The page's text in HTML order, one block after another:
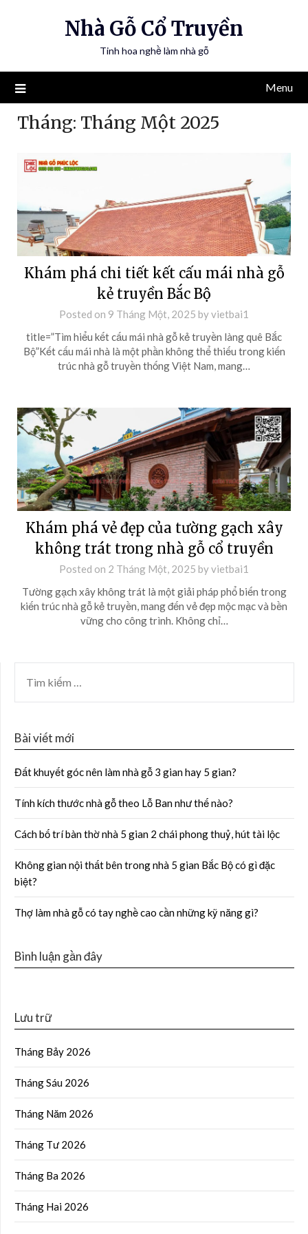
Nhà Gỗ Cổ Truyền
Tinh hoa nghề làm nhà gỗ
Menu
Tháng: Tháng Một 2025
Khám phá chi tiết kết cấu mái nhà gỗ
kẻ truyền Bắc Bộ
Posted on 9 Tháng Một, 2025 byvietbai1
title=”Tìm hiểu kết cấu mái nhà gỗ kẻ truyền làng quê Bắc
Bộ”Kết cấu mái nhà là một phần không thể thiếu trong kiến
trúc nhà gỗ truyền thống Việt Nam, mang…
Khám phá vẻ đẹp của tường gạch xây
không trát trong nhà gỗ cổ truyền
Posted on 2 Tháng Một, 2025 byvietbai1
Tường gạch xây không trát là một giải pháp phổ biến trong
kiến trúc nhà gỗ kẻ truyền, mang đến vẻ đẹp mộc mạc và bền
vững cho công trình. Không chỉ…
Bài viết mới
Đất khuyết góc nên làm nhà gỗ 3 gian hay 5 gian?
Tính kích thước nhà gỗ theo Lỗ Ban như thế nào?
Cách bố trí bàn thờ nhà 5 gian 2 chái phong thuỷ, hút tài lộc
Không gian nội thất bên trong nhà 5 gian Bắc Bộ có gì đặc
biệt?
Thợ làm nhà gỗ có tay nghề cao cần những kỹ năng gì?
Bình luận gần đây
Lưu trữ
Tháng Bảy 2026
Tháng Sáu 2026
Tháng Năm 2026
Tháng Tư 2026
Tháng Ba 2026
Tháng Hai 2026